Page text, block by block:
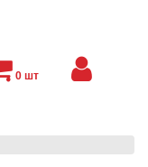
0 шт